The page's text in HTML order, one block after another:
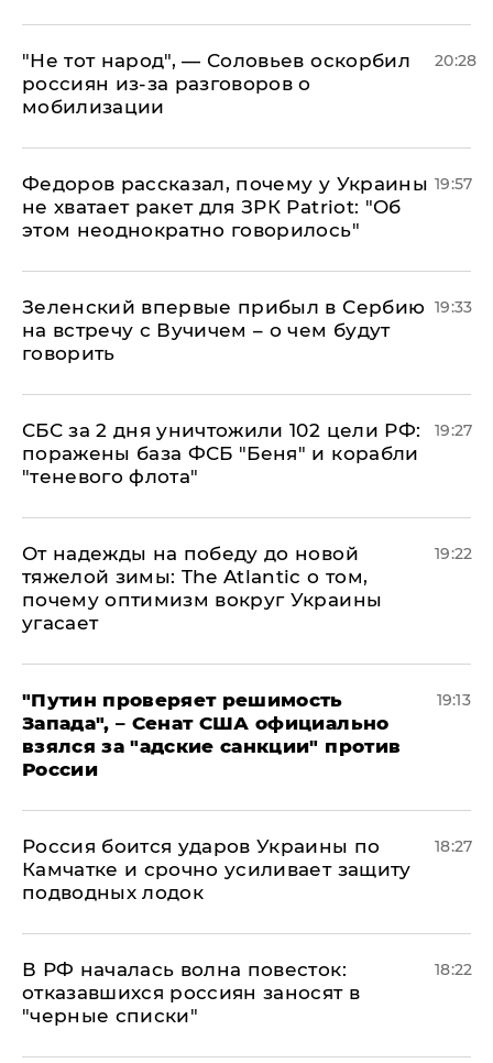
​"Не тот народ", — Соловьев оскорбил
россиян из-за разговоров о
мобилизации
20:28
Федоров рассказал, почему у Украины
не хватает ракет для ЗРК Patriot: "Об
этом неоднократно говорилось"
19:57
Зеленский впервые прибыл в Сербию
на встречу с Вучичем – о чем будут
говорить
19:33
СБС за 2 дня уничтожили 102 цели РФ:
поражены база ФСБ "Беня" и корабли
"теневого флота"
19:27
От надежды на победу до новой
тяжелой зимы: The Atlantic о том,
почему оптимизм вокруг Украины
угасает
19:22
"Путин проверяет решимость
Запада", – Сенат США официально
взялся за "адские санкции" против
России
19:13
Россия боится ударов Украины по
Камчатке и срочно усиливает защиту
подводных лодок
18:27
​В РФ началась волна повесток:
отказавшихся россиян заносят в
"черные списки"
18:22